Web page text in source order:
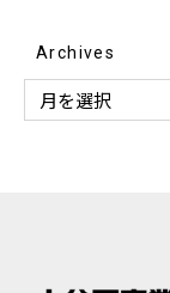
Archives